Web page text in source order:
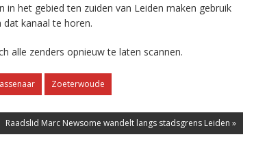
het gebied ten zuiden van Leiden maken gebruik
dat kanaal te horen.
alle zenders opnieuw te laten scannen.
Zoeterwoude
Raadslid Marc Newsome wandelt langs stadsgrens Leiden »